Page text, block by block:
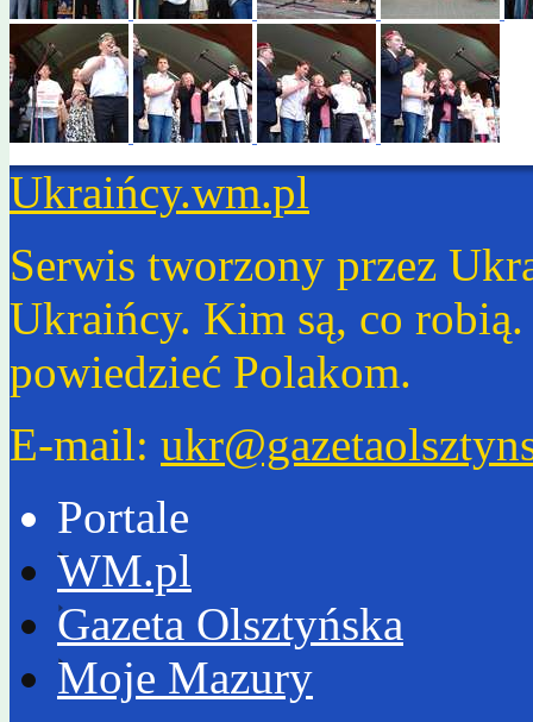
Ukraińcy.wm.pl
Serwis tworzony przez
Ukraińcy. Kim są, co
powiedzieć Polakom.
E-mail:
Portale
WM.pl
Gazeta Olsztyńska
Moje Mazury